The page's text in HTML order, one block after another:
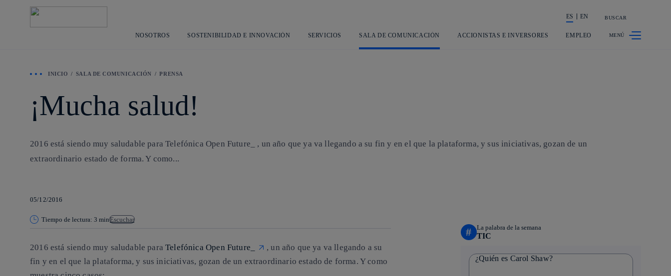
principal
La acción en accionistas e inversores
ES EN BUSCAR
NOSOTROS SOSTENIBILIDAD E INNOVACIÓN SERVICIOS SALA DE COMUNICACIÓN ACCIONISTAS E INVERSORES EMPLEO
INICIO SALA DE COMUNICACIÓN PRENSA
¡Mucha salud!
2016 está siendo muy saludable para Telefónica Open Future_ , un año que ya va llegando a su fin y en el que la plataforma, y sus iniciativas, gozan de un
extraordinario estado de forma. Y como...
05/12/2016
Tiempo de lectura: 3 minEscuchar
2016 está siendo muy saludable paraTelefónica Open Future_
, un año que ya va llegando a su
fin y en el que la plataforma, y sus iniciativas, gozan de un extraordinario estado de forma. Y como
# La palabra de la semana
TIC
¿Quién es Carol Shaw?